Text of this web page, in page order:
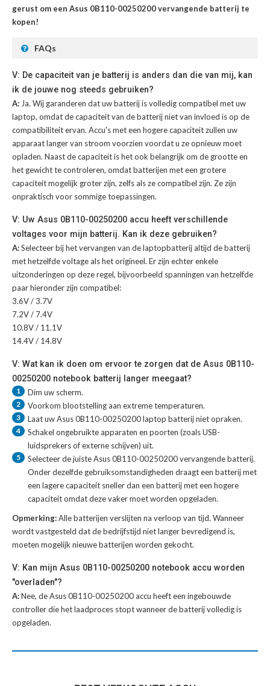
gerust om een Asus 0B110-00250200 vervangende batterij te
kopen!
FAQs
V: De capaciteit van je batterij is anders dan die van mij, kan
ik de jouwe nog steeds gebruiken?
A: Ja. Wij garanderen dat uw batterij is volledig compatibel met uw
laptop, omdat de capaciteit van de batterij niet van invloed is op de
compatibiliteit ervan. Accu's met een hogere capaciteit zullen uw
apparaat langer van stroom voorzien voordat u ze opnieuw moet
opladen. Naast de capaciteit is het ook belangrijk om de grootte en
het gewicht te controleren, omdat batterijen met een grotere
capaciteit mogelijk groter zijn, zelfs als ze compatibel zijn. Ze zijn
onpraktisch voor sommige toepassingen.
V: Uw Asus 0B110-00250200 accu heeft verschillende
voltages voor mijn batterij. Kan ik deze gebruiken?
A:Selecteer bij het vervangen van de laptopbatterij altijd de batterij
met hetzelfde voltage als het origineel. Er zijn echter enkele
uitzonderingen op deze regel, bijvoorbeeld spanningen van hetzelfde
paar hieronder zijn compatibel:
3.6V / 3.7V
7.2V / 7.4V
10.8V / 11.1V
14.4V / 14.8V
V: Wat kan ik doen om ervoor te zorgen dat de Asus 0B110-
00250200 notebook batterij langer meegaat?
1 Dim uw scherm.
2 Voorkom blootstelling aan extreme temperaturen.
3 Laat uwAsus 0B110-00250200 laptop batterijniet opraken.
4
Schakel ongebruikte apparaten en poorten (zoals USB-
luidsprekers of externe schijven) uit.
5 Selecteer de juisteAsus 0B110-00250200 vervangende batterij.
Onder dezelfde gebruiksomstandigheden draagt een batterij met
een lagere capaciteit sneller dan een batterij met een hogere
capaciteit omdat deze vaker moet worden opgeladen.
Opmerking:Alle batterijen verslijten na verloop van tijd. Wanneer
wordt vastgesteld dat de bedrijfstijd niet langer bevredigend is,
moeten mogelijk nieuwe batterijen worden gekocht.
V: Kan mijn Asus 0B110-00250200 notebook accu worden
"overladen"?
A:Nee, de Asus 0B110-00250200 accu heeft een ingebouwde
controller die het laadproces stopt wanneer de batterij volledig is
opgeladen.